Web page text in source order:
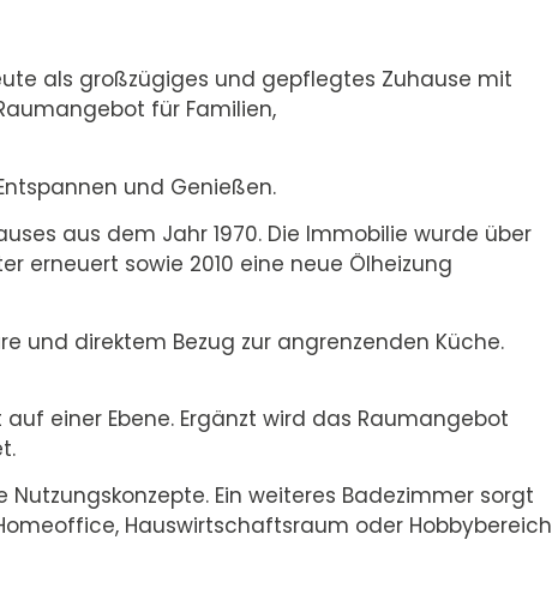
als großzügiges und gepflegtes Zuhause mit
für Familien,
und Genießen.
aus dem Jahr 1970. Die Immobilie wurde über
erneuert sowie 2010 eine neue Ölheizung
und direktem Bezug zur angrenzenden Küche.
einer Ebene. Ergänzt wird das Raumangebot
Ein weiteres Badezimmer sorgt
Hauswirtschaftsraum oder Hobbybereich